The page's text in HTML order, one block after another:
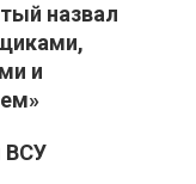
назвал
и
ВСУ